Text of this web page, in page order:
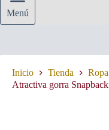
Menú
Inicio Tienda Ropa
Atractiva gorra